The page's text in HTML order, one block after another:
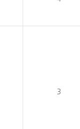
3